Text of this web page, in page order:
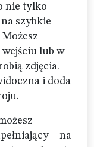
nie tylko
szybkie
lub w
zdjęcia.
i doda
– na